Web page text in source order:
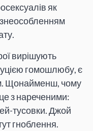
як
вирішують
гомошлюбу, є
Щонайменш, чому
з нареченими:
тусовки. Джой
гноблення.